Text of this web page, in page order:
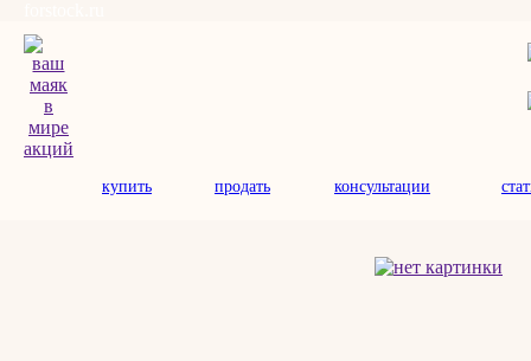
купить продать консультации